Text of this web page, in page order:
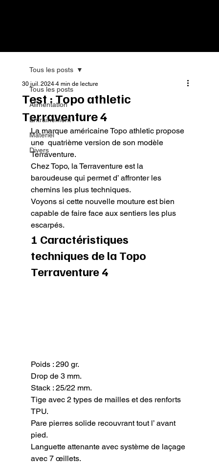
Tous les posts
Alimentation
Entrainement
Matériel
Divers
Tous les posts
Test : Topo athletic
Terraventure 4
30 juil. 2024 4 min de lecture
La marque américaine Topo athletic propose
une  quatrième version de son modèle
Terraventure.
Chez Topo, la Terraventure est la
baroudeuse qui permet d’ affronter les
chemins les plus techniques.
Voyons si cette nouvelle mouture est bien
capable de faire face aux sentiers les plus
escarpés.
1 Caractéristiques
techniques de la Topo
Terraventure 4
Poids : 290 gr.
Drop de 3 mm.
Stack : 25/22 mm.
Tige avec 2 types de mailles et des renforts
TPU.
Pare pierres solide recouvrant tout l’ avant
pied.
Languette attenante avec système de laçage
avec 7 œillets.